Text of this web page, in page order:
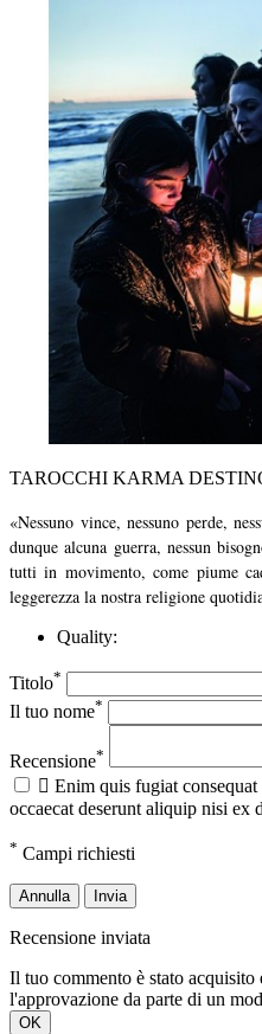
TAROCCHI KARMA
«Nessuno vince, nessuno perde,
dunque alcuna guerra, nessun
tutti in movimento, come piume
leggerezza la nostra religione
Quality:
Titolo*
Il tuo nome*
Recensione*
 Enim quis fugiat
occaecat deserunt aliquip nisi ex
* Campi richiesti
Annulla Invia
Recensione inviata
Il tuo commento è stato acquisito
l'approvazione da parte di un
OK